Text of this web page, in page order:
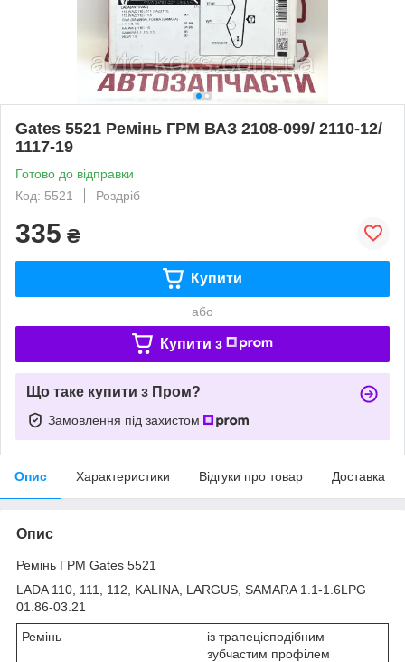
Gates 5521 Ремінь ГРМ ВАЗ 2108-099/ 2110-12/
1117-19
Готово до відправки
Код: 5521
Роздріб
335 ₴
Купити
або
Купити з
Що таке купити з Пром?
Замовлення під захистом
Опис Характеристики Відгуки про товар Доставка
Опис
Ремінь ГРМ Gates 5521
LADA 110, 111, 112, KALINA, LARGUS, SAMARA 1.1-1.6LPG
01.86-03.21
Ремінь
із трапецієподібним
зубчастим профілем